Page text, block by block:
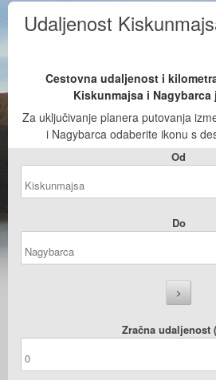
Udaljenost
Cestovna udaljenost i
Kiskunmajsa i Nagybarca
Za uključivanje planera putovanja
i Nagybarca odaberite ikonu s
Od
Do
Zračna udaljenost